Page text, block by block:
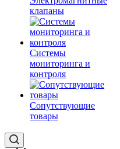
клапаны
Системы
мониторинга и
контроля
Сопутствующие
товары